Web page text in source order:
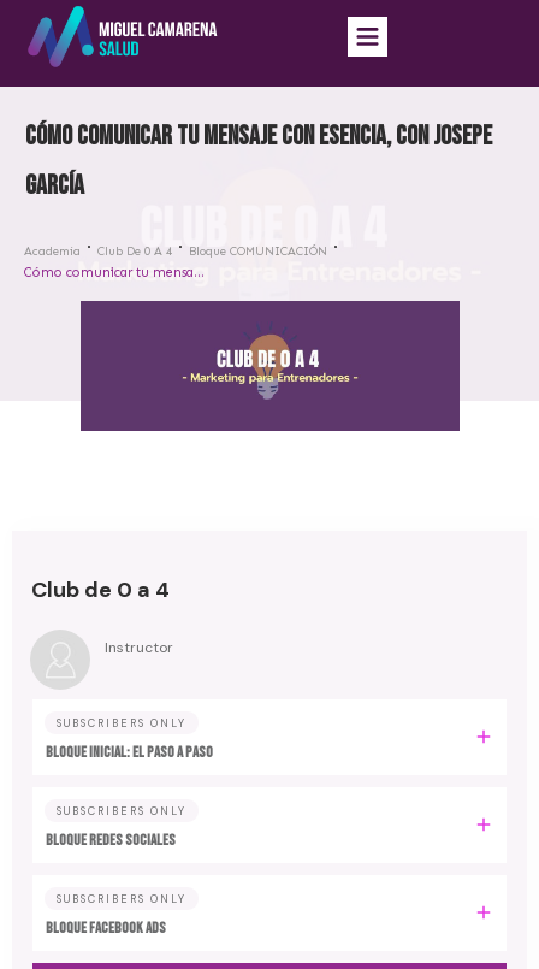
Cómo comunicar tu mensaje con Esencia, con Josepe
García
Academia Club De 0 A 4 Bloque COMUNICACIÓN
Cómo comunicar tu mensaje con Esencia, con Josepe García
Club de 0 a 4
Instructor
SUBSCRIBERS ONLY
Bloque inicial: EL PASO A PASO
SUBSCRIBERS ONLY
Bloque REDES SOCIALES
SUBSCRIBERS ONLY
Bloque FACEBOOK ADS